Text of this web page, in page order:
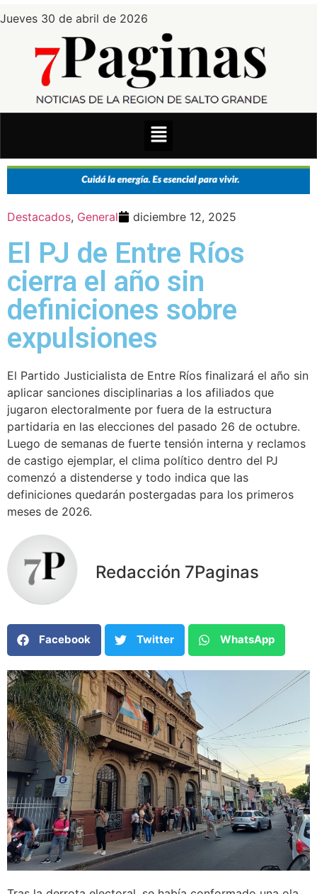
Jueves 30 de abril de 2026
Destacados, General diciembre 12, 2025
El PJ de Entre Ríos
cierra el año sin
definiciones sobre
expulsiones
El Partido Justicialista de Entre Ríos finalizará el año sin
aplicar sanciones disciplinarias a los afiliados que
jugaron electoralmente por fuera de la estructura
partidaria en las elecciones del pasado 26 de octubre.
Luego de semanas de fuerte tensión interna y reclamos
de castigo ejemplar, el clima político dentro del PJ
comenzó a distenderse y todo indica que las
definiciones quedarán postergadas para los primeros
meses de 2026.
Redacción 7Paginas
Facebook Twitter WhatsApp